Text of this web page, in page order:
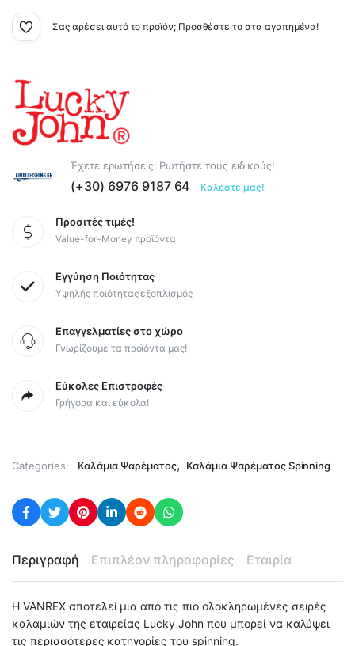
Σας αρέσει αυτό το προϊόν; Προσθέστε το στα αγαπημένα!
Έχετε ερωτήσεις; Ρωτήστε τους ειδικούς!
(+30) 6976 9187 64 Καλέστε μας!
Προσιτές τιμές!
Value-for-Money προϊόντα
Εγγύηση Ποιότητας
Υψηλής ποιότητας εξοπλισμός
Επαγγελματίες στο χώρο
Γνωρίζουμε τα προϊόντα μας!
Εύκολες Επιστροφές
Γρήγορα και εύκολα!
Categories: Καλάμια Ψαρέματος, Καλάμια Ψαρέματος Spinning
Περιγραφή Επιπλέον πληροφορίες Εταιρία
Η VANREX αποτελεί μια από τις πιο ολοκληρωμένες σειρές
καλαμιών της εταιρείας Lucky John που μπορεί να καλύψει
τις περισσότερες κατηγορίες του spinning.